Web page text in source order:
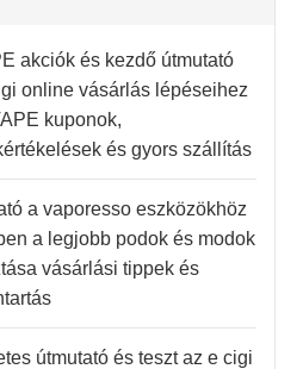
akciók és kezdő útmutató
online vásárlás lépéseihez
kuponok,
és gyors szállítás
a vaporesso eszközökhöz
a legjobb podok és modok
vásárlási tippek és
útmutató és teszt az e cigi